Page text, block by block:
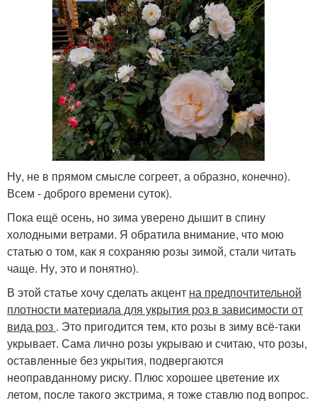
Ну, не в прямом смысле согреет, а образно, конечно).
Всем - доброго времени суток).
Пока ещё осень, но зима уверено дышит в спину
холодными ветрами. Я обратила внимание, что мою
статью о том, как я сохраняю розы зимой, стали читать
чаще. Ну, это и понятно).
В этой статье хочу сделать акцент на предпочтительной
плотности материала для укрытия роз в зависимости от
вида роз . Это пригодится тем, кто розы в зиму всё-таки
укрывает. Сама лично розы укрываю и считаю, что розы,
оставленные без укрытия, подвергаются
неоправданному риску. Плюс хорошее цветение их
летом, после такого экстрима, я тоже ставлю под вопрос.